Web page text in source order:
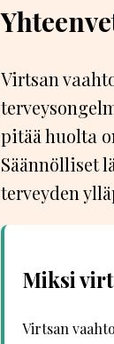
Virtsan
pitää huolta
Säännölliset
terveyden
Miksi
Virtsan